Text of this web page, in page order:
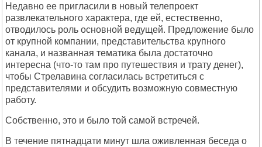
Недавно ее пригласили в новый телепроект
развлекательного характера, где ей, естественно,
отводилось роль основной ведущей. Предложение было
от крупной компании, представительства крупного
канала, и названная тематика была достаточно
интересна (что-то там про путешествия и трату денег),
чтобы Стрелавина согласилась встретиться с
представителями и обсудить возможную совместную
работу.
Собственно, это и было той самой встречей.
В течение пятнадцати минут шла оживленная беседа о